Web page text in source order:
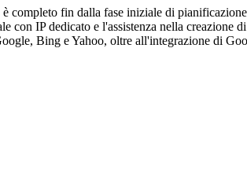
fin dalla fase iniziale di
IP dedicato e l'assistenza nella creazione
Bing e Yahoo, oltre all'integrazione di